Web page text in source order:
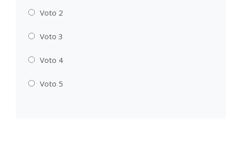
Voto 2
Voto 3
Voto 4
Voto 5